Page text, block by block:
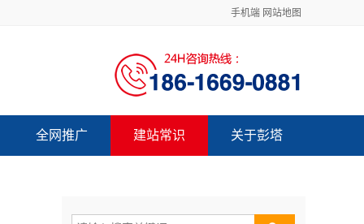
手机端 网站地图
全网推广 建站常识 关于彭塔